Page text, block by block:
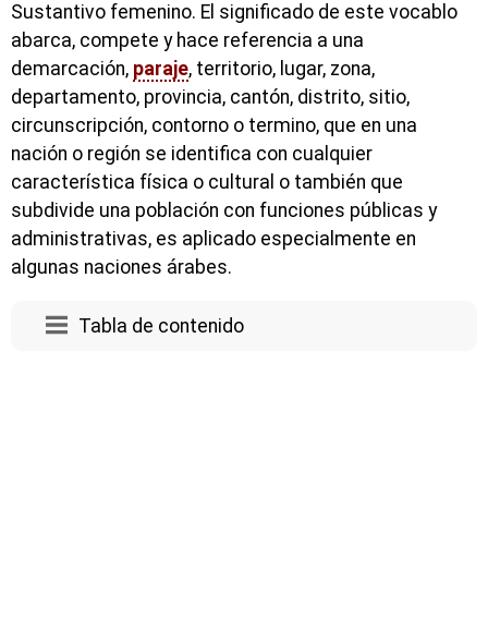
Sustantivo femenino. El significado de este vocablo
abarca, compete y hace referencia a una
demarcación, paraje, territorio, lugar, zona,
departamento, provincia, cantón, distrito, sitio,
circunscripción, contorno o termino, que en una
nación o región se identifica con cualquier
característica física o cultural o también que
subdivide una población con funciones públicas y
administrativas, es aplicado especialmente en
algunas naciones árabes.
Tabla de contenido